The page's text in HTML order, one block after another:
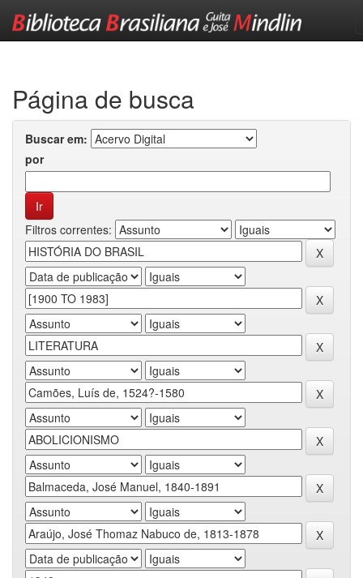
Página de busca
Buscar em:
por
Filtros correntes: